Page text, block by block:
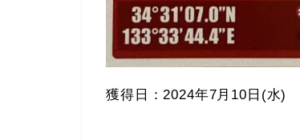
獲得日：2024年7月10日(水)